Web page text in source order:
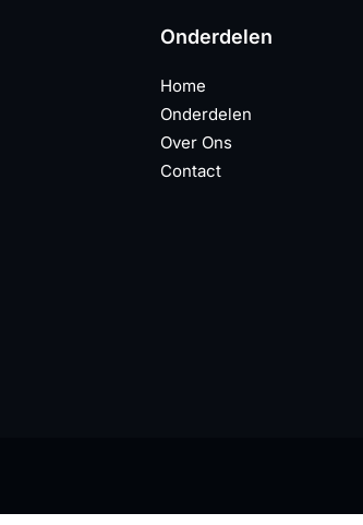
Onderdelen
Home
Onderdelen
Over Ons
Contact